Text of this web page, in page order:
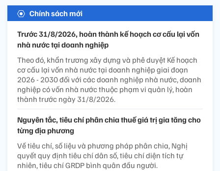
Chính sách mới
Trước 31/8/2026, hoàn thành kế hoạch cơ cấu lại vốn
nhà nước tại doanh nghiệp
Theo đó, khẩn trương xây dựng và phê duyệt Kế hoạch
cơ cấu lại vốn nhà nước tại doanh nghiệp giai đoạn
2026 - 2030 đối với các doanh nghiệp nhà nước, doanh
nghiệp có vốn nhà nước thuộc phạm vi quản lý, hoàn
thành trước ngày 31/8/2026.
Nguyên tắc, tiêu chí phân chia thuế giá trị gia tăng cho
từng địa phương
Về tiêu chí, số liệu và phương pháp phân chia, Nghị
quyết quy định tiêu chí dân số, tiêu chí diện tích tự
nhiên, tiêu chí GRDP bình quân đầu người.